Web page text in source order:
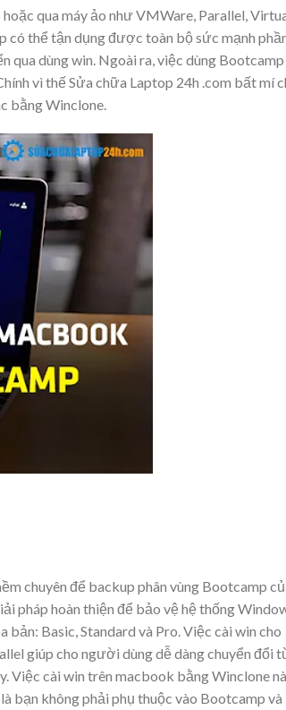
qua máy ảo như VMWare, Parallel,
có thể tận dụng được toàn bộ sức mạnh
qua dùng win. Ngoài ra, việc dùng Bootcamp
vì thế Sửa chữa Laptop 24h .com bất mí
bằng Winclone.
chuyên để backup phân vùng Bootcamp
pháp hoàn thiện để bảo vệ hệ thống
Basic, Standard và Pro. Việc cài win cho
giúp cho người dùng dễ dàng chuyển đổi
Việc cài win trên macbook bằng Winclone
bạn không phải phụ thuộc vào Bootcamp và